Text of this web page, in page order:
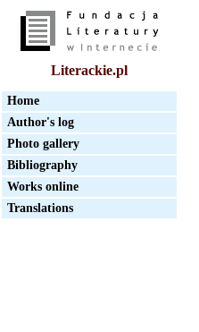
Literackie.pl
Home
Author's log
Photo gallery
Bibliography
Works online
Translations